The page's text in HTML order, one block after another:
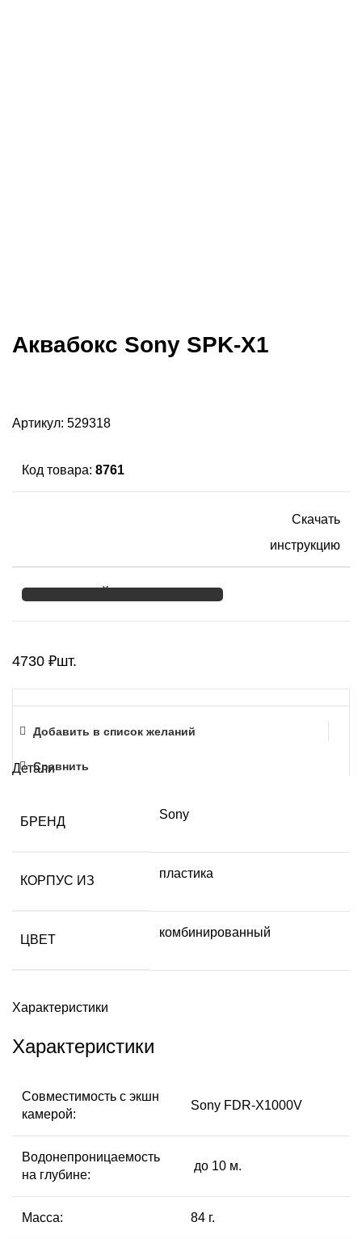
Аквабокс Sony SPK-X1
Артикул: 529318
Код товара: 8761
Скачать
инструкцию
4730 ₽шт.
Добавить в список желаний
Сравнить
Детали
БРЕНД
Sony
КОРПУС ИЗ
пластика
ЦВЕТ
комбинированный
Характеристики
Характеристики
Совместимость с экшн
камерой:
Sony FDR-X1000V
Водонепроницаемость
на глубине:
до 10 м.
Масса: 84 г.